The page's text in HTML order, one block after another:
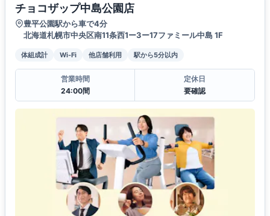
チョコザップ中島公園店
豊平公園駅から車で4分
北海道札幌市中央区南11条西1ー3ー17ファミール中島 1F
体組成計 Wi-Fi 他店舗利用 駅から5分以内
営業時間
24:00間
定休日
要確認